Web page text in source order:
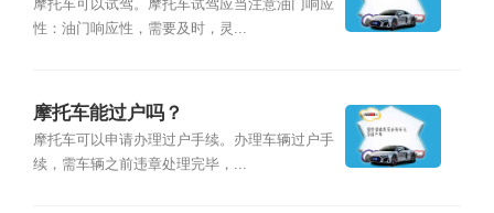
摩托车可以试驾。摩托车试驾应当注意油门响应
性：油门响应性，需要及时，灵...
摩托车能过户吗？
摩托车可以申请办理过户手续。办理车辆过户手
续，需车辆之前违章处理完毕，...